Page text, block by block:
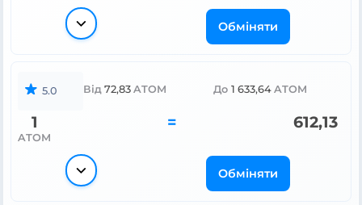
Обміняти
5.0 Від 72,83 ATOM До 1 633,64 ATOM
1
ATOM
= 612,13
Обміняти